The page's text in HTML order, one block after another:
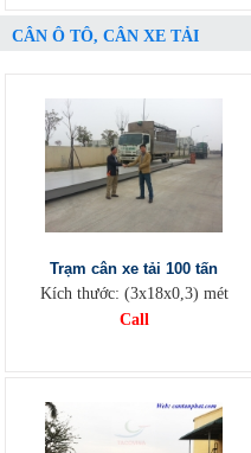
CÂN Ô TÔ, CÂN XE TẢI
Trạm cân xe tải 100 tấn
Kích thước: (3x18x0,3) mét
Call